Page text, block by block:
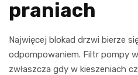
praniach
Najwięcej blokad drzwi bierze
odpompowaniem. Filtr pompy
zwłaszcza gdy w kieszeniach